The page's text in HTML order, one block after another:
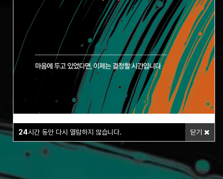
24시간 동안 다시 열람하지 않습니다. 닫기